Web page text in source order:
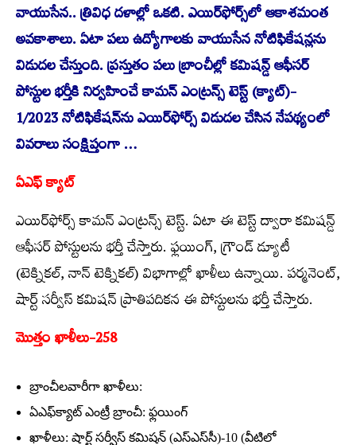
వాయుసేన.. త్రివిధ దళాల్లో ఒకటి. ఎయిర్‌ఫోర్స్‌లో ఆకాశమంత
అవకాశాలు. ఏటా పలు ఉద్యోగాలకు వాయుసేన నోటిఫికేషన్లను
విడుదల చేస్తుంది. ప్రస్తుతం పలు బ్రాంచీల్లో కమిషన్డ్‌ ఆఫీసర్‌
పోస్టుల భర్తీకి నిర్వహించే కామన్‌ ఎంట్రన్స్‌ టెస్ట్‌ (క్యాట్‌)-
1/2023 నోటిఫికేషన్‌ను ఎయిర్‌ఫోర్స్‌ విడుదల చేసిన నేపథ్యంలో
వివరాలు సంక్షిప్తంగా …
ఏఎఫ్‌ క్యాట్‌
ఎయిర్‌ఫోర్స్‌ కామన్‌ ఎంట్రన్స్‌ టెస్ట్‌. ఏటా ఈ టెస్ట్‌ ద్వారా కమిషన్డ్‌
ఆఫీసర్‌ పోస్టులను భర్తీ చేస్తారు. ఫ్లయింగ్‌, గ్రౌండ్‌ డ్యూటీ
(టెక్నికల్‌, నాన్‌ టెక్నికల్‌) విభాగాల్లో ఖాళీలు ఉన్నాయి. పర్మనెంట్‌,
షార్ట్‌ సర్వీస్‌ కమిషన్‌ ప్రాతిపదికన ఈ పోస్టులను భర్తీ చేస్తారు.
మొత్తం ఖాళీలు-258
బ్రాంచీలవారీగా ఖాళీలు:
ఏఎఫ్‌క్యాట్‌ ఎంట్రీ బ్రాంచీ: ఫ్లయింగ్‌
ఖాళీలు: షార్ట్‌ సర్వీస్‌ కమిషన్‌ (ఎస్‌ఎస్‌సీ)-10 (వీటిలో